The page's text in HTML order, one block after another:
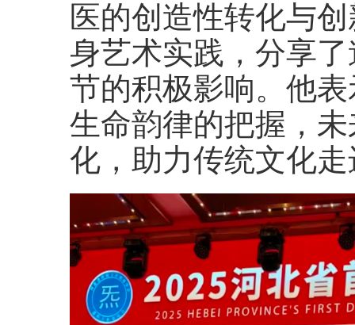
医的创造性转化与
身艺术实践，分享
节的积极影响。他
生命韵律的把握，
化，助力传统文化